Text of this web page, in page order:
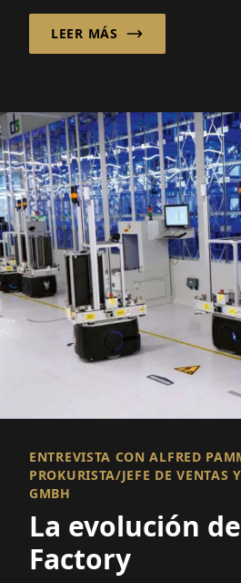
LEER MÁS
ENTREVISTA CON ALFRED
PROKURISTA/JEFE DE VENTAS
GMBH
La evolución
Factory